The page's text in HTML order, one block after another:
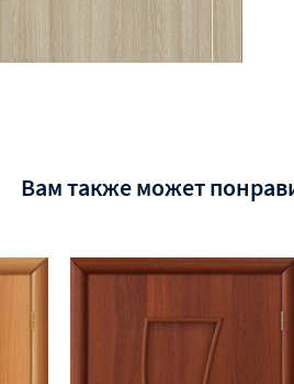
Вам также может